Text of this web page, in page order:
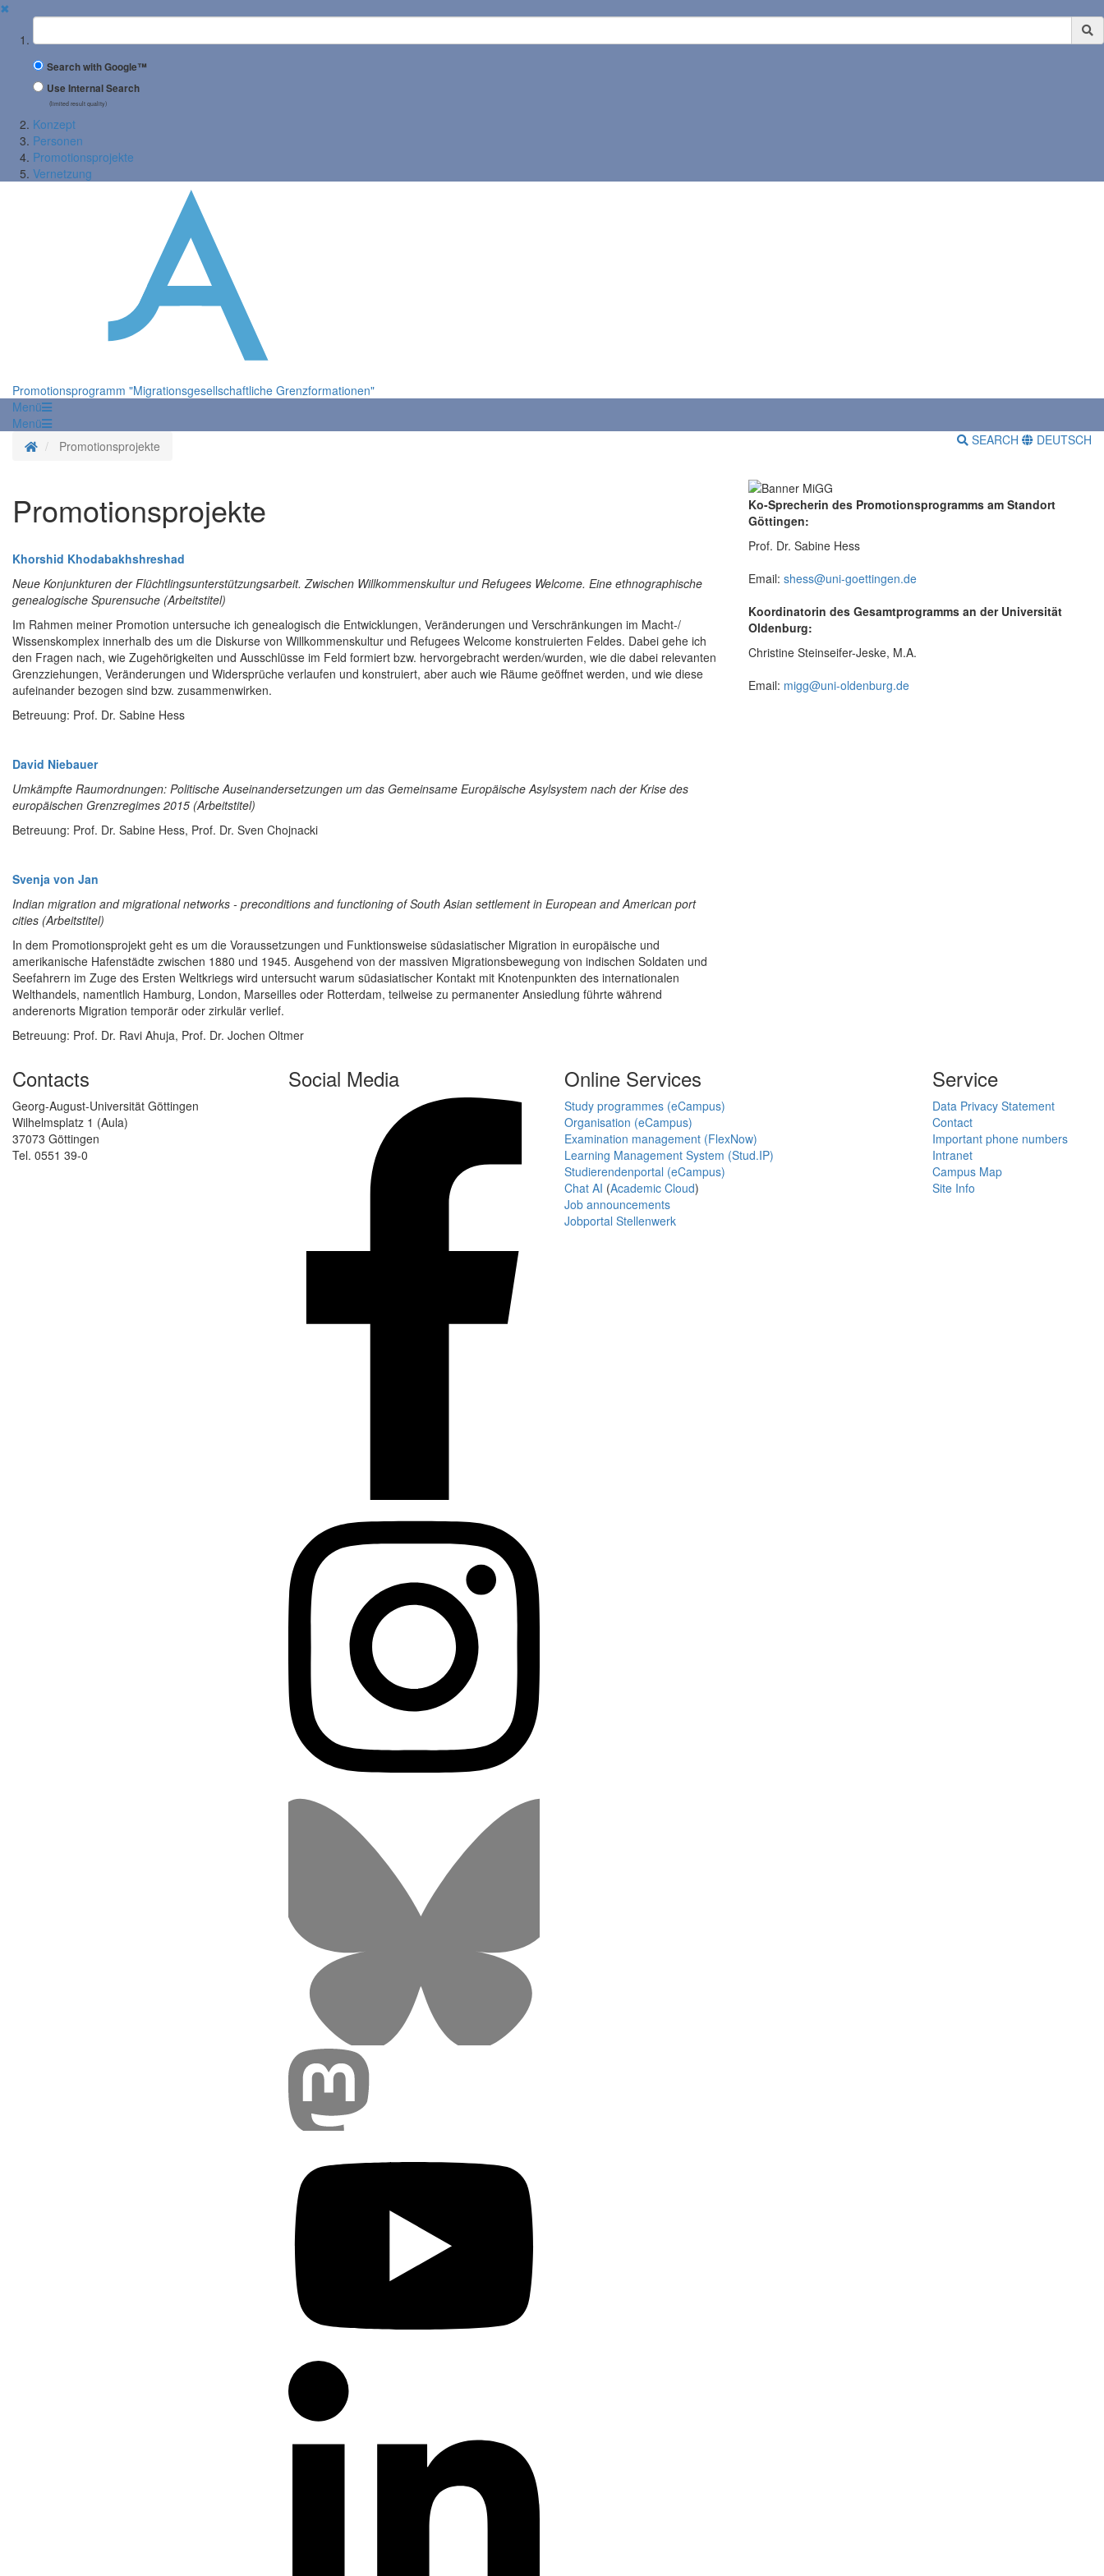
✖
Suchbegriff
Search with Google™
Use Internal Search
(limited result quality)
Konzept
Personen
Promotionsprojekte
Vernetzung
Promotionsprogramm "Migrationsgesellschaftliche Grenzformationen"
Menü
Menü
Homepage
Promotionsprojekte SEARCH DEUTSCH
Promotionsprojekte
Khorshid Khodabakhshreshad
Neue Konjunkturen der Flüchtlingsunterstützungsarbeit. Zwischen Willkommenskultur und Refugees Welcome. Eine ethnographische
genealogische Spurensuche (Arbeitstitel)
Im Rahmen meiner Promotion untersuche ich genealogisch die Entwicklungen, Veränderungen und Verschränkungen im Macht-/
Wissenskomplex innerhalb des um die Diskurse von Willkommenskultur und Refugees Welcome konstruierten Feldes. Dabei gehe ich
den Fragen nach, wie Zugehörigkeiten und Ausschlüsse im Feld formiert bzw. hervorgebracht werden/wurden, wie die dabei relevanten
Grenzziehungen, Veränderungen und Widersprüche verlaufen und konstruiert, aber auch wie Räume geöffnet werden, und wie diese
aufeinander bezogen sind bzw. zusammenwirken.
Betreuung: Prof. Dr. Sabine Hess
David Niebauer
Umkämpfte Raumordnungen: Politische Auseinandersetzungen um das Gemeinsame Europäische Asylsystem nach der Krise des
europäischen Grenzregimes 2015 (Arbeitstitel)
Betreuung: Prof. Dr. Sabine Hess, Prof. Dr. Sven Chojnacki
Svenja von Jan
Indian migration and migrational networks - preconditions and functioning of South Asian settlement in European and American port
cities (Arbeitstitel)
In dem Promotionsprojekt geht es um die Voraussetzungen und Funktionsweise südasiatischer Migration in europäische und
amerikanische Hafenstädte zwischen 1880 und 1945. Ausgehend von der massiven Migrationsbewegung von indischen Soldaten und
Seefahrern im Zuge des Ersten Weltkriegs wird untersucht warum südasiatischer Kontakt mit Knotenpunkten des internationalen
Welthandels, namentlich Hamburg, London, Marseilles oder Rotterdam, teilweise zu permanenter Ansiedlung führte während
anderenorts Migration temporär oder zirkulär verlief.
Betreuung: Prof. Dr. Ravi Ahuja, Prof. Dr. Jochen Oltmer
Ko-Sprecherin des Promotionsprogramms am Standort
Göttingen:
Prof. Dr. Sabine Hess
Email: shess@uni-goettingen.de
Koordinatorin des Gesamtprogramms an der Universität
Oldenburg:
Christine Steinseifer-Jeske, M.A.
Email: migg@uni-oldenburg.de
Contacts
Georg-August-Universität Göttingen
Wilhelmsplatz 1 (Aula)
37073 Göttingen
Tel. 0551 39-0
Social Media Online Services
Study programmes (eCampus)
Organisation (eCampus)
Examination management (FlexNow)
Learning Management System (Stud.IP)
Studierendenportal (eCampus)
Chat AI (Academic Cloud)
Job announcements
Jobportal Stellenwerk
Service
Data Privacy Statement
Contact
Important phone numbers
Intranet
Campus Map
Site Info